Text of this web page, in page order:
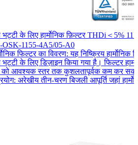
भट्टी के लिए हार्मोनिक फ़िल्टर THDi＜5%
OSK-1155-4A5/05-A0
फिल्टर का विवरण: यह निष्क्रिय हार्मोनिक
के लिए डिज़ाइन किया गया है। फिल्टर
को आवश्यक स्तर तक कुशलतापूर्वक कम कर
अरेखीय तीन-चरण बिजली आपूर्ति जहां